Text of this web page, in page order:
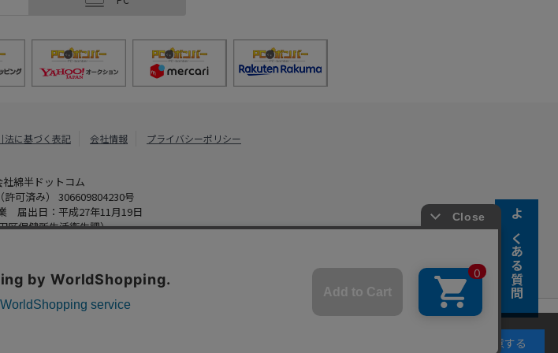
よくある質問
法に基づく表記 会社情報 プライバシーポリシー
社綿半ドットコム
可済み） 306609804230号
届出日：平成27年11月19日
区保健所生活衛生課）
Co., Ltd. Powered by Watahan Partners Co., Ltd.
ト利用を継続することにより、クッキーの使用に同意するものとします。詳細については
同意する